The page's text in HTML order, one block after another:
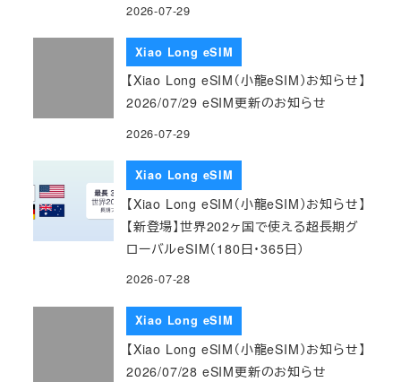
2026-07-29
Xiao Long eSIM
【Xiao Long eSIM（小龍eSIM）お知らせ】
2026/07/29 eSIM更新のお知らせ
2026-07-29
Xiao Long eSIM
【Xiao Long eSIM（小龍eSIM）お知らせ】
【新登場】世界202ヶ国で使える超長期グ
ローバルeSIM（180日・365日）
2026-07-28
Xiao Long eSIM
【Xiao Long eSIM（小龍eSIM）お知らせ】
2026/07/28 eSIM更新のお知らせ